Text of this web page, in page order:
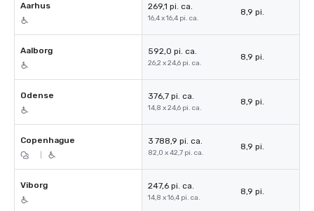
Aarhus 269,1 pi. ca.
16,4 x 16,4 pi. ca.
8,9 pi.
Aalborg 592,0 pi. ca.
26,2 x 24,6 pi. ca.
8,9 pi.
Odense 376,7 pi. ca.
14,8 x 24,6 pi. ca.
8,9 pi.
Copenhague 3 788,9 pi. ca.
82,0 x 42,7 pi. ca.
8,9 pi.
Viborg 247,6 pi. ca.
14,8 x 16,4 pi. ca.
8,9 pi.